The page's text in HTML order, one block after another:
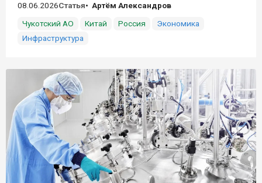
08.06.2026Статья
Артём Александров
Чукотский АО
Китай Россия
Экономика
Инфраструктура